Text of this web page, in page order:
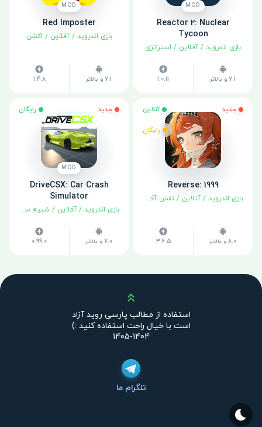
MOD
Reactor 2: Nuclear
Tycoon
بازی اندروید / آفلاین / استراتژی
7.1 و بالاتر 1.0.11
MOD
Red Imposter
بازی اندروید /آفلاین / اکشن
7.1 و بالاتر 1.4.8
جدید آنلاین
رایگان
Reverse: 1999
بازی اندروید / آنلاین / نقش آفرینی
8.0 و بالاتر 3.6.5
جدید رایگان
MOD
DriveCSX: Car Crash
Simulator
بازی اندروید / آفلاین / شبیه سازی
7.0 و بالاتر 0.99.0
بالا
استفاده از مطالب پارسی روید آزاد
است با خیال راحت استفاده کنید :)
1404-1405
تلگرام ما